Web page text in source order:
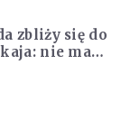
zbliży się do
nie ma